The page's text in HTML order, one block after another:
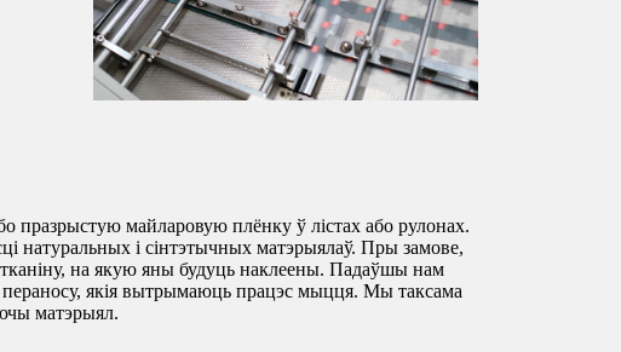
майларовую плёнку ў лістах або рулонах.
натуральных і сінтэтычных матэрыялаў. Пры замове,
на якую яны будуць наклеены. Падаўшы нам
якія вытрымаюць працэс мыцця. Мы таксама
матэрыял.